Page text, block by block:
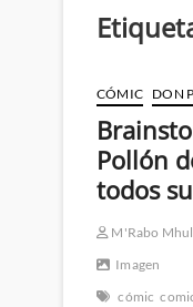
CÓMIC DON
Pollón
todos
M'Rabo
Imagen
cómic